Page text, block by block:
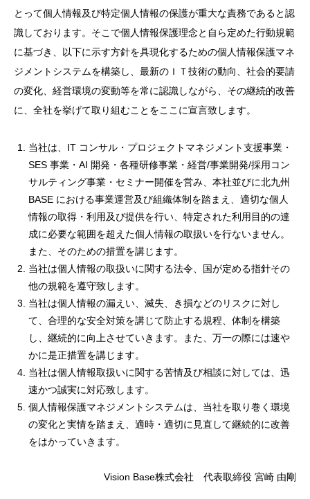
とって個人情報及び特定個人情報の保護が重大な責務であると認
識しております。そこで個人情報保護理念と自ら定めた行動規範
に基づき、以下に示す方針を具現化するための個人情報保護マネ
ジメントシステムを構築し、最新のＩＴ技術の動向、社会的要請
の変化、経営環境の変動等を常に認識しながら、その継続的改善
に、全社を挙げて取り組むことをここに宣言致します。
当社は、IT コンサル・プロジェクトマネジメント支援事業・
SES 事業・AI 開発・各種研修事業・経営/事業開発/採用コン
サルティング事業・セミナー開催を営み、本社並びに北九州
BASE における事業運営及び組織体制を踏まえ、適切な個人
情報の取得・利用及び提供を行い、特定された利用目的の達
成に必要な範囲を超えた個人情報の取扱いを行ないません。
また、そのための措置を講じます。
当社は個人情報の取扱いに関する法令、国が定める指針その
他の規範を遵守致します。
当社は個人情報の漏えい、滅失、き損などのリスクに対し
て、合理的な安全対策を講じて防止する規程、体制を構築
し、継続的に向上させていきます。また、万一の際には速や
かに是正措置を講じます。
当社は個人情報取扱いに関する苦情及び相談に対しては、迅
速かつ誠実に対応致します。
個人情報保護マネジメントシステムは、当社を取り巻く環境
の変化と実情を踏まえ、適時・適切に見直して継続的に改善
をはかっていきます。
Vision Base株式会社 代表取締役 宮崎 由剛